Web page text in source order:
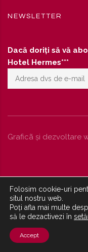
NEWSLETTER
Dacă doriți să vă
Hotel Hermes***
Graficã și dezvoltare
Folosim cookie-uri
situl nostru web.
Poți afla mai multe
să le dezactivezi în
Accept